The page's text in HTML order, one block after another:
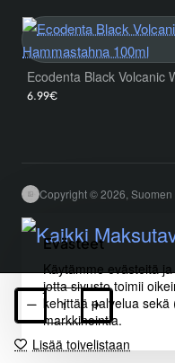
Evästeet
Käytämme evästeitä
jotta sivusto toimii
kehittää palvelua
markkinointia.
Lisää toivelistaan
6.99€
Copyright © 2026, Suomen